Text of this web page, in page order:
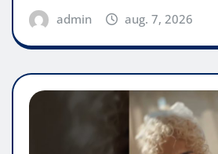
admin aug. 7, 2026